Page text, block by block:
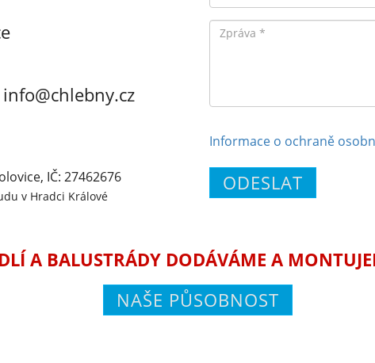
info@chlebny.cz
IČ: 27462676
v Hradci Králové
Zpráva
Informace o ochraně
ODESLAT
A BALUSTRÁDY DODÁVÁME A
NAŠE PŮSOBNOST